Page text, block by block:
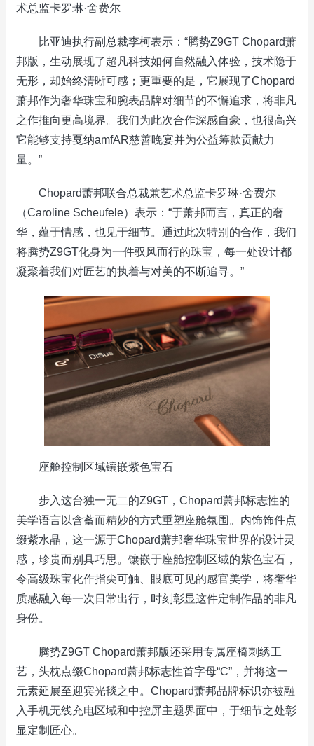
术总监卡罗琳·舍费尔
比亚迪执行副总裁李柯表示：“腾势Z9GT Chopard萧
邦版，生动展现了超凡科技如何自然融入体验，技术隐于
无形，却始终清晰可感；更重要的是，它展现了Chopard
萧邦作为奢华珠宝和腕表品牌对细节的不懈追求，将非凡
之作推向更高境界。我们为此次合作深感自豪，也很高兴
它能够支持戛纳amfAR慈善晚宴并为公益筹款贡献力
量。”
Chopard萧邦联合总裁兼艺术总监卡罗琳·舍费尔
（Caroline Scheufele）表示：“于萧邦而言，真正的奢
华，蕴于情感，也见于细节。通过此次特别的合作，我们
将腾势Z9GT化身为一件驭风而行的珠宝，每一处设计都
凝聚着我们对匠艺的执着与对美的不断追寻。”
座舱控制区域镶嵌紫色宝石
步入这台独一无二的Z9GT，Chopard萧邦标志性的
美学语言以含蓄而精妙的方式重塑座舱氛围。内饰饰件点
缀紫水晶，这一源于Chopard萧邦奢华珠宝世界的设计灵
感，珍贵而别具巧思。镶嵌于座舱控制区域的紫色宝石，
令高级珠宝化作指尖可触、眼底可见的感官美学，将奢华
质感融入每一次日常出行，时刻彰显这件定制作品的非凡
身份。
腾势Z9GT Chopard萧邦版还采用专属座椅刺绣工
艺，头枕点缀Chopard萧邦标志性首字母“C”，并将这一
元素延展至迎宾光毯之中。Chopard萧邦品牌标识亦被融
入手机无线充电区域和中控屏主题界面中，于细节之处彰
显定制匠心。